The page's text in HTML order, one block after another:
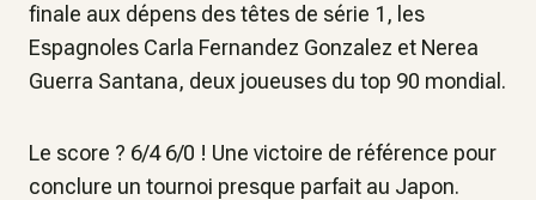
finale aux dépens des têtes de série 1, les
Espagnoles Carla Fernandez Gonzalez et Nerea
Guerra Santana, deux joueuses du top 90 mondial.
Le score ? 6/4 6/0 ! Une victoire de référence pour
conclure un tournoi presque parfait au Japon.